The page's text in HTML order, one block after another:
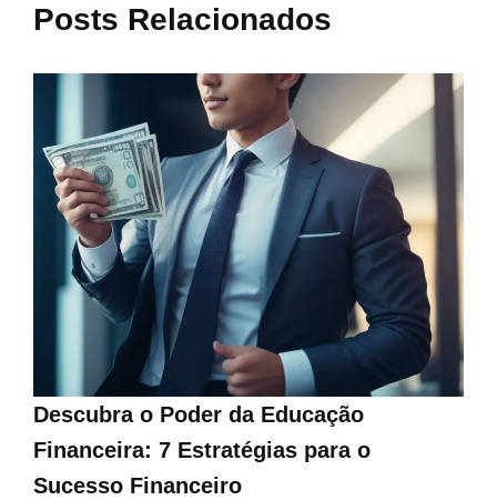
Posts Relacionados
Descubra o Poder da Educação
Financeira: 7 Estratégias para o
Sucesso Financeiro